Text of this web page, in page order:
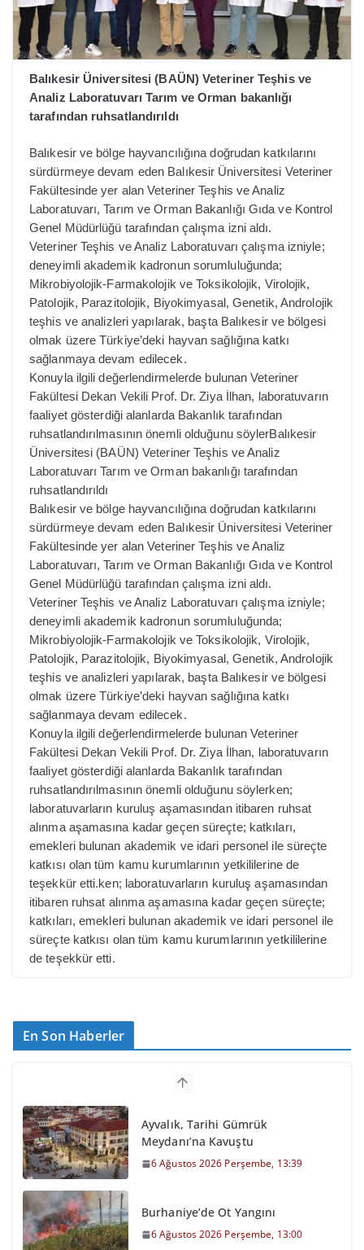
Balıkesir Üniversitesi (BAÜN) Veteriner Teşhis ve
Analiz Laboratuvarı Tarım ve Orman bakanlığı
tarafından ruhsatlandırıldı
Balıkesir ve bölge hayvancılığına doğrudan katkılarını
sürdürmeye devam eden Balıkesir Üniversitesi Veteriner
Fakültesinde yer alan Veteriner Teşhis ve Analiz
Laboratuvarı, Tarım ve Orman Bakanlığı Gıda ve Kontrol
Genel Müdürlüğü tarafından çalışma izni aldı.
Veteriner Teşhis ve Analiz Laboratuvarı çalışma izniyle;
deneyimli akademik kadronun sorumluluğunda;
Mikrobiyolojik-Farmakolojik ve Toksikolojik, Virolojik,
Patolojik, Parazitolojik, Biyokimyasal, Genetik, Androlojik
teşhis ve analizleri yapılarak, başta Balıkesir ve bölgesi
olmak üzere Türkiye’deki hayvan sağlığına katkı
sağlanmaya devam edilecek.
Konuyla ilgili değerlendirmelerde bulunan Veteriner
Fakültesi Dekan Vekili Prof. Dr. Ziya İlhan, laboratuvarın
faaliyet gösterdiği alanlarda Bakanlık tarafından
ruhsatlandırılmasının önemli olduğunu söylerBalıkesir
Üniversitesi (BAÜN) Veteriner Teşhis ve Analiz
Laboratuvarı Tarım ve Orman bakanlığı tarafından
ruhsatlandırıldı
Balıkesir ve bölge hayvancılığına doğrudan katkılarını
sürdürmeye devam eden Balıkesir Üniversitesi Veteriner
Fakültesinde yer alan Veteriner Teşhis ve Analiz
Laboratuvarı, Tarım ve Orman Bakanlığı Gıda ve Kontrol
Genel Müdürlüğü tarafından çalışma izni aldı.
Veteriner Teşhis ve Analiz Laboratuvarı çalışma izniyle;
deneyimli akademik kadronun sorumluluğunda;
Mikrobiyolojik-Farmakolojik ve Toksikolojik, Virolojik,
Patolojik, Parazitolojik, Biyokimyasal, Genetik, Androlojik
teşhis ve analizleri yapılarak, başta Balıkesir ve bölgesi
olmak üzere Türkiye’deki hayvan sağlığına katkı
sağlanmaya devam edilecek.
Konuyla ilgili değerlendirmelerde bulunan Veteriner
Fakültesi Dekan Vekili Prof. Dr. Ziya İlhan, laboratuvarın
faaliyet gösterdiği alanlarda Bakanlık tarafından
ruhsatlandırılmasının önemli olduğunu söylerken;
laboratuvarların kuruluş aşamasından itibaren ruhsat
alınma aşamasına kadar geçen süreçte; katkıları,
emekleri bulunan akademik ve idari personel ile süreçte
katkısı olan tüm kamu kurumlarının yetkililerine de
teşekkür etti.ken; laboratuvarların kuruluş aşamasından
itibaren ruhsat alınma aşamasına kadar geçen süreçte;
katkıları, emekleri bulunan akademik ve idari personel ile
süreçte katkısı olan tüm kamu kurumlarının yetkililerine
de teşekkür etti.
En Son Haberler
Ayvalık, Tarihi Gümrük
Meydanı’na Kavuştu
6 Ağustos 2026 Perşembe, 13:39
Burhaniye’de Ot Yangını
6 Ağustos 2026 Perşembe, 13:00